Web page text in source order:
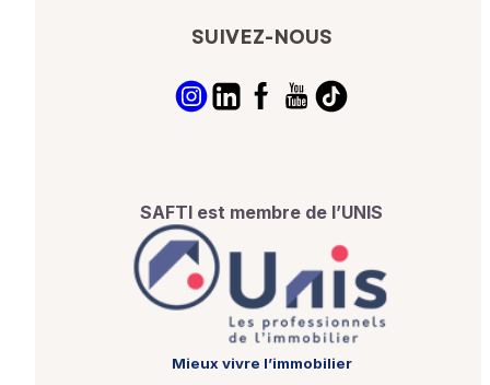
SUIVEZ-NOUS
SAFTI est membre de l’UNIS
Mieux vivre l’immobilier